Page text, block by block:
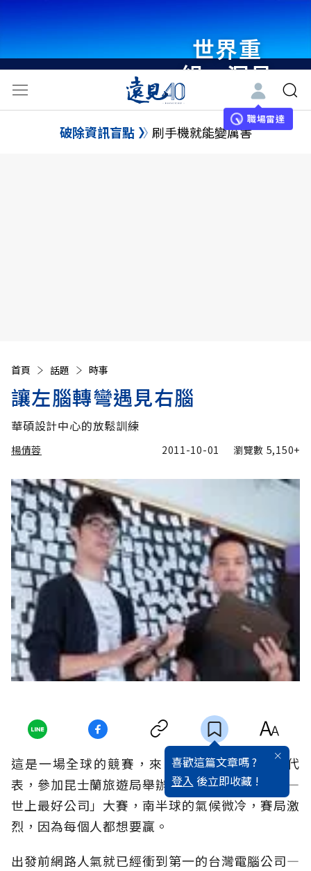
世界重
組・洞見
未來 與
世界領袖
職場雷達
破除資訊盲點 刷手機就能變厲害
首頁 話題 時事
讓左腦轉彎遇見右腦
華碩設計中心的放鬆訓練
楊倩蓉 2011-10-01 瀏覽數 5,150+
喜歡這篇文章嗎 ?
登入 後立即收藏 !
這是一場全球的競賽，來自全球六百多個企業代
表，參加昆士蘭旅遊局舉辦的「百萬大賞備忘錄—
世上最好公司」大賽，南半球的氣候微冷，賽局激
烈，因為每個人都想要贏。
出發前網路人氣就已經衝到第一的台灣電腦公司—